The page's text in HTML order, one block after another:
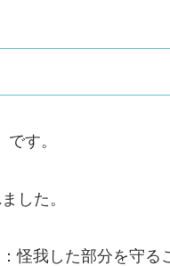
す。
した。
：怪我した部分を守る